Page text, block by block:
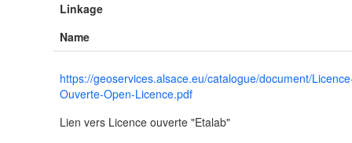
Linkage
Name
https://geoservices.alsace.eu/catalogue/document/
Ouverte-Open-Licence.pdf
Lien vers Licence ouverte "Etalab"